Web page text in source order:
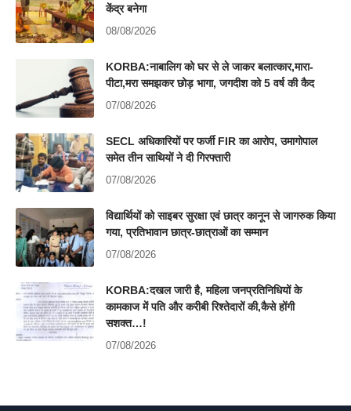
केंद्र बनेगा
08/08/2026
KORBA:नाबालिग को घर से ले जाकर बलात्कार,मारा-
पीटा,मरा समझकर छोड़ भागा, जगदीश को 5 वर्ष की कैद
07/08/2026
SECL अधिकारियों पर फर्जी FIR का आरोप, उमागोपाल
समेत तीन साथियों ने दी गिरफ्तारी
07/08/2026
विद्यार्थियों को साइबर सुरक्षा एवं छात्र कानून से जागरुक किया
गया, प्रतिभावान छात्र-छात्राओं का सम्मान
07/08/2026
KORBA:दखल जारी है, महिला जनप्रतिनिधियों के
कामकाज में पति और करीबी रिश्तेदारों की,कैसे होंगी
सशक्त…!
07/08/2026